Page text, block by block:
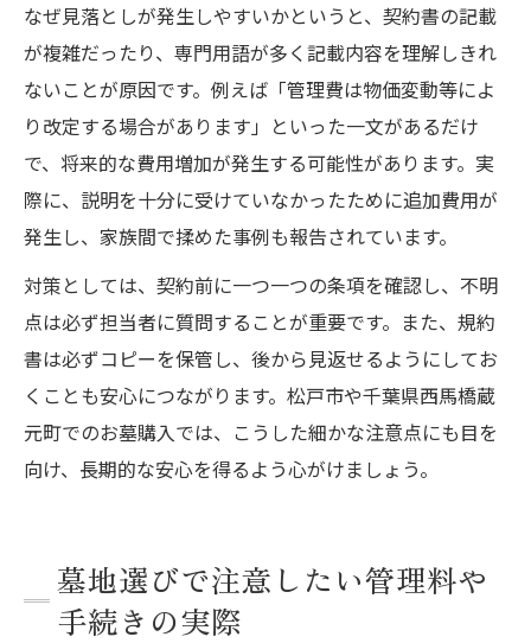
なぜ見落としが発生しやすいかというと、契約書の記載
が複雑だったり、専門用語が多く記載内容を理解しきれ
ないことが原因です。例えば「管理費は物価変動等によ
り改定する場合があります」といった一文があるだけ
で、将来的な費用増加が発生する可能性があります。実
際に、説明を十分に受けていなかったために追加費用が
発生し、家族間で揉めた事例も報告されています。
対策としては、契約前に一つ一つの条項を確認し、不明
点は必ず担当者に質問することが重要です。また、規約
書は必ずコピーを保管し、後から見返せるようにしてお
くことも安心につながります。松戸市や千葉県西馬橋蔵
元町でのお墓購入では、こうした細かな注意点にも目を
向け、長期的な安心を得るよう心がけましょう。
墓地選びで注意したい管理料や
手続きの実際